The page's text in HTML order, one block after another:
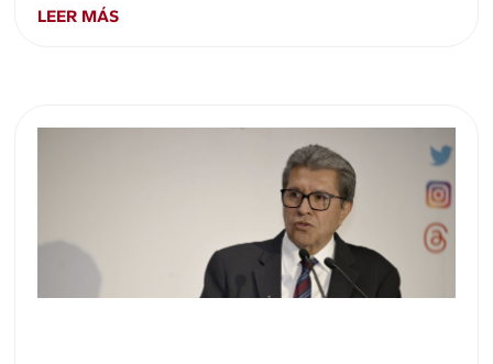
LEER MÁS